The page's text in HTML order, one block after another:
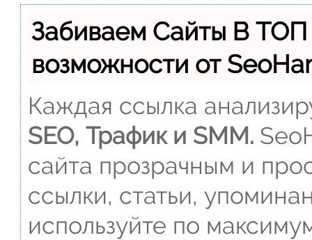
Забиваем Сайты В
возможности от
Каждая ссылка
SEO, Трафик и SMM.
сайта прозрачным и
ссылки, статьи,
используйте по